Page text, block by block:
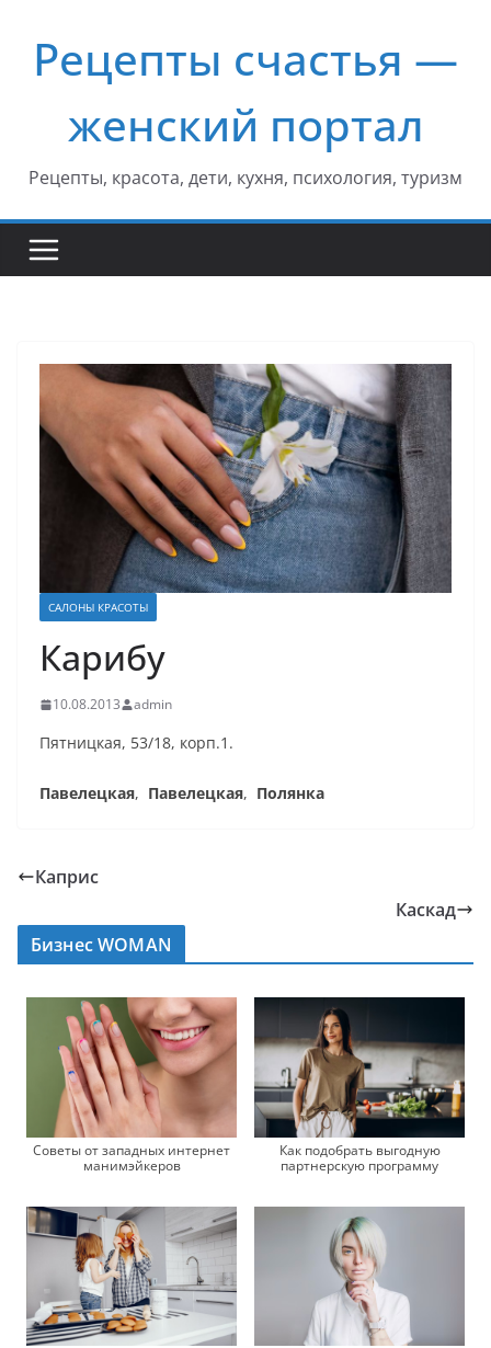
содержимому
Рецепты счастья —
женский портал
Рецепты, красота, дети, кухня, психология, туризм
САЛОНЫ КРАСОТЫ
Карибу
10.08.2013 admin
Пятницкая, 53/18, корп.1.
Павелецкая, Павелецкая, Полянка
Каприс
Каскад
Бизнес WOMAN
Советы от западных интернет
манимэйкеров
Как подобрать выгодную
партнерскую программу